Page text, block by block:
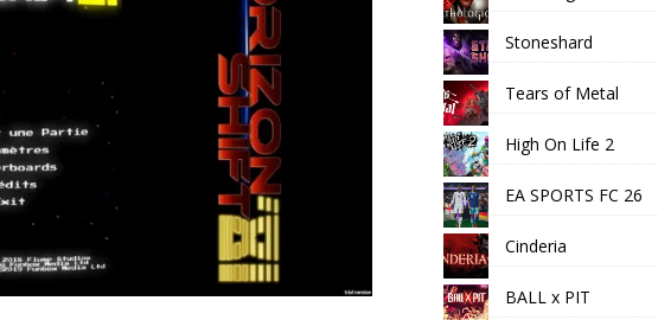
Stoneshard
Tears of Metal
High On Life 2
EA SPORTS FC 26
Cinderia
BALL x PIT